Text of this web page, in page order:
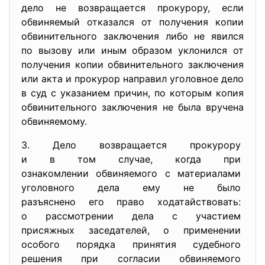
дело не возвращается прокурору, если
обвиняемый отказался от получения копии
обвинительного заключения либо не явился
по вызову или иным образом уклонился от
получения копии обвинительного заключения
или акта и прокурор направил уголовное дело
в суд с указанием причин, по которым копия
обвинительного заключения не была вручена
обвиняемому.
3. Дело возвращается прокурору
и в том случае, когда при
ознакомлении обвиняемого с материалами
уголовного дела ему не было
разъяснено его право ходатайствовать:
о рассмотрении дела с участием
присяжных заседателей, о применении
особого порядка принятия судебного
решения при согласии обвиняемого